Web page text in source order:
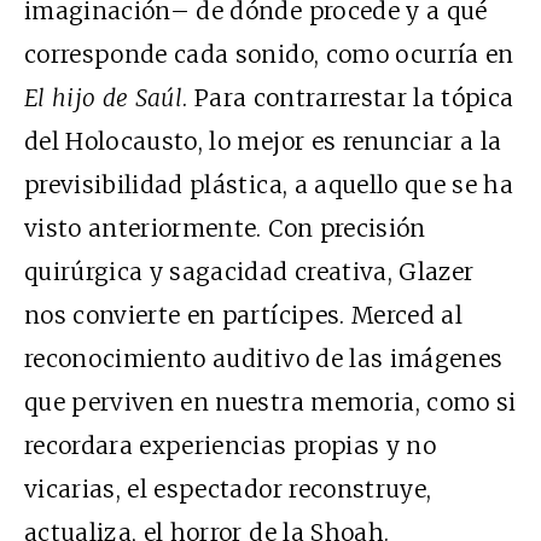
imaginación– de dónde procede y a qué
corresponde cada sonido, como ocurría en
El hijo de Saúl. Para contrarrestar la tópica
del Holocausto, lo mejor es renunciar a la
previsibilidad plástica, a aquello que se ha
visto anteriormente. Con precisión
quirúrgica y sagacidad creativa, Glazer
nos convierte en partícipes. Merced al
reconocimiento auditivo de las imágenes
que perviven en nuestra memoria, como si
recordara experiencias propias y no
vicarias, el espectador reconstruye,
actualiza, el horror de la Shoah.